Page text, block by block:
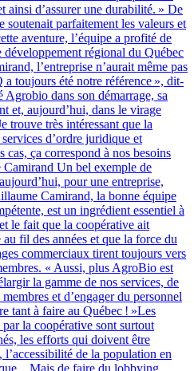
ainsi d’assurer une durabilité. » De
soutenait parfaitement les valeurs et
aventure, l’équipe a profité de
développement régional du Québec
l’entreprise n’aurait même pas
a toujours été notre référence », dit-
dans son démarrage, sa
et, aujourd’hui, dans le virage
trouve très intéressant que la
d’ordre juridique et
cas, ça correspond à nos besoins
Camirand Un bel exemple de
pour une entreprise,
Camirand, la bonne équipe
est un ingrédient essentiel à
le fait que la coopérative ait
fil des années et que la force du
commerciaux tirent toujours vers
« Aussi, plus AgroBio est
la gamme de nos services, de
et d’engager du personnel
tant à faire au Québec ! »Les
la coopérative sont surtout
les efforts qui doivent être
de la population en